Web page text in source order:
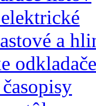
a
odkladače